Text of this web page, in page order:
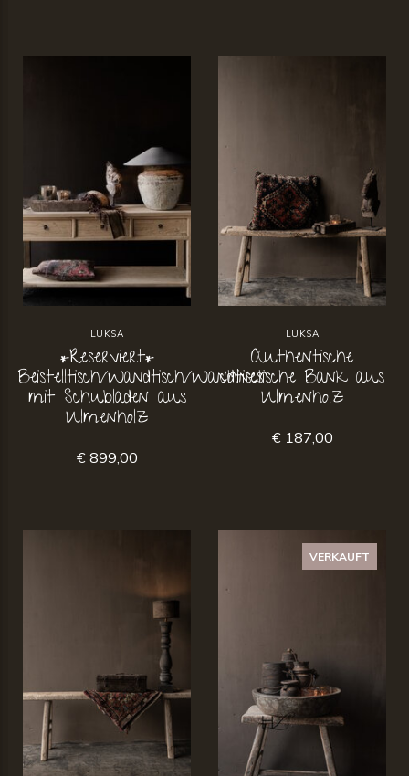
LUKSA
*Reserviert*
Beistelltisch/Wandtisch/Wandtisch
mit Schubladen aus
Ulmenholz
€ 899,00
LUKSA
Authentische
chinesische Bank aus
Ulmenholz
€ 187,00
VERKAUFT